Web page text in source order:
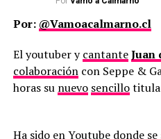
Por: @Vamoacalmarno.cl
El youtuber ycantanteJuan
colaboracióncon Seppe &
horas su nuevo sencillo
Ha sido enYoutubedonde se